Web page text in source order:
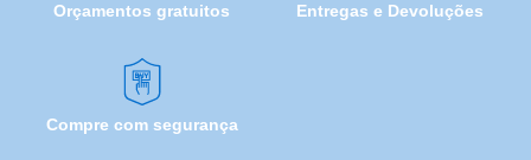
Orçamentos gratuitos Entregas e Devoluções
Compre com segurança